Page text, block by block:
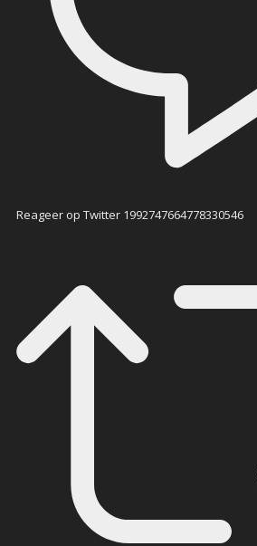
Reageer op Twitter 1992747664778330546